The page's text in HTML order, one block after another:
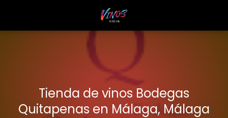
Tienda de vinos Bodegas
Quitapenas en Málaga, Málaga